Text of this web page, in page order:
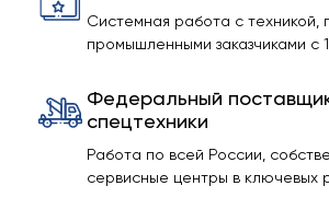
Системная работа с техникой,
промышленными заказчиками с
Федеральный
спецтехники
Работа по всей России,
сервисные центры в ключевых